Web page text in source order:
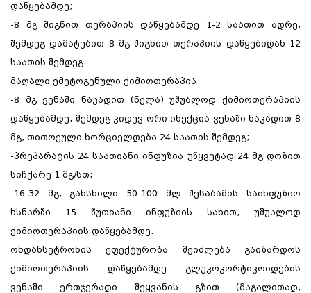
დაწყებამდე;
-8 მგ შიგნით თერაპიის დაწყებამდე 1-2 საათით ადრე,
შემდეგ დამატებით 8 მგ შიგნით თერაპიის დაწყებიდან 12
საათის შემდეგ.
მაღალი ემეტოგენული ქიმიოთერაპია
-8 მგ ვენაში ნაკადით (ნელა) უშუალოდ ქიმიოთერაპიის
დაწყებამდე, შემდეგ კიდევ ორი ინექცია ვენაში ნაკადით 8
მგ, თითოეული ხორციელდება 24 საათის შემდეგ;
-პრეპარატის 24 საათიანი ინფუზია უწყვეტად 24 მგ დოზით
სიჩქარე 1 მგ/სთ;
-16-32 მგ, გახსნილი 50-100 მლ შესაბამის საინფუზიო
ხსნარში 15 წუთიანი ინფუზიის სახით, უშუალოდ
ქიმიოთერაპიის დაწყებამდე.
ონდანსეტრონის ეფექტურობა შეიძლება გაიზარდოს
ქიმიოთერაპიის დაწყებამდე გლუკოკორტიკოიდების
ვენაში ერთჯერადი შეყვანის გზით (მაგალითად,